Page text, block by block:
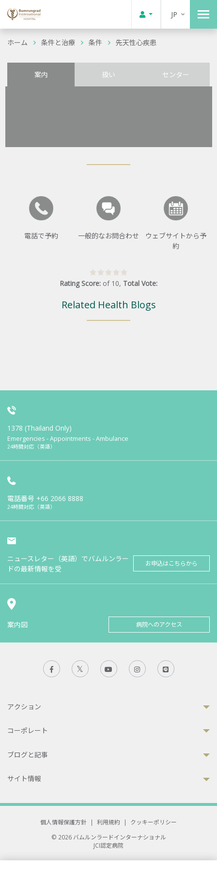
JP
ホーム 条件と治療 条件 先天性心疾患
案内 扱い センター
電話で予約 一般的なお問合わせ
ウェブサイトから予
約
Rating Score: of 10, Total Vote:
Related Health Blogs
1378 (Thailand Only)
Emergencies - Appointments - Ambulance
24時間対応（英語）
電話番号 +66 2066 8888
24時間対応（英語）
ニュースレター（英語）でバムルンラー
ドの最新情報を受
お申込はこちらから
案内図 病院へのアクセス
アクション
コーポレート
ブログと記事
サイト情報
個人情報保護方針 | 利用規約 |
クッキーポリシー
© 2026 バムルンラードインターナショナル
JCI認定病院